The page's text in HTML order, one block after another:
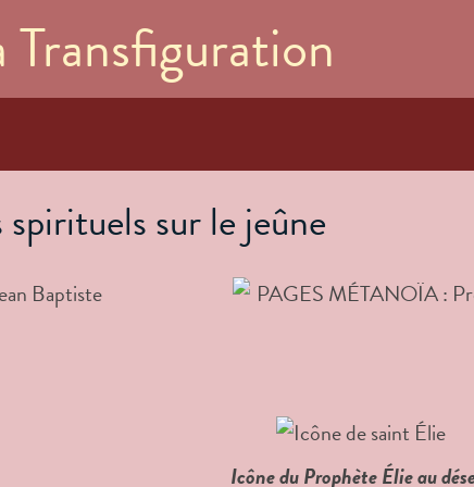
contenu
principal
Transfiguration
sur le jeûne
Icône du Prophète Élie au